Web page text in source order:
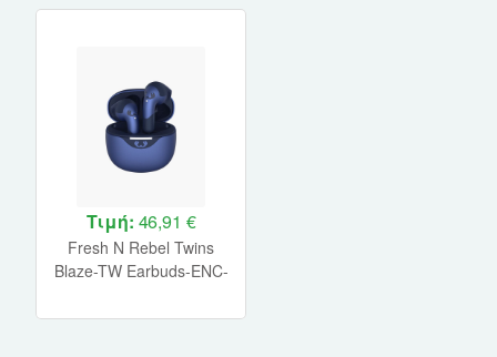
Τιμή: 46,91 €
Fresh N Rebel Twins
Blaze-TW Earbuds-ENC-